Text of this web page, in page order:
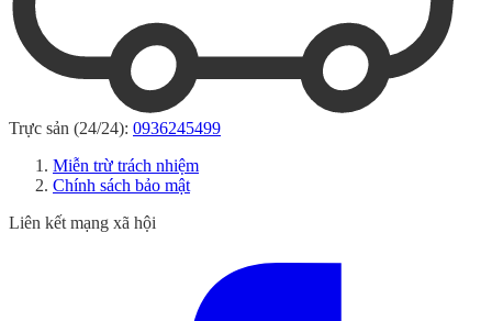
Trực sản (24/24): 0936245499
Miễn trừ trách nhiệm
Chính sách bảo mật
Liên kết mạng xã hội